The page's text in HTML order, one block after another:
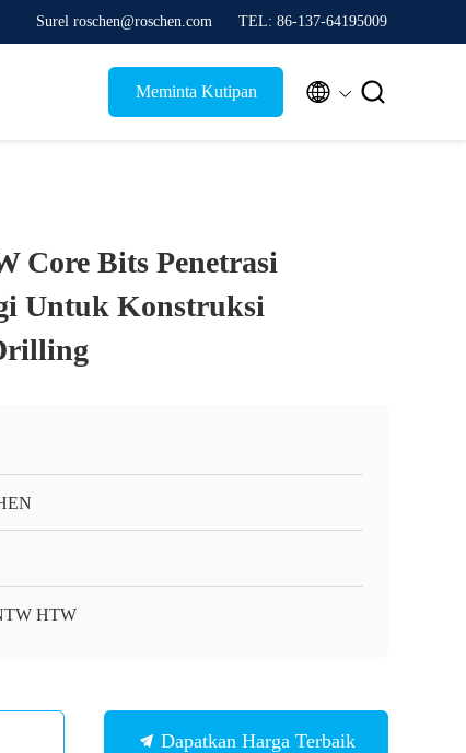
Surel roschen@roschen.com TEL: 86-137-64195009
Meminta Kutipan  
Core Bits Penetrasi
Untuk Konstruksi
HTW
Dapatkan Harga Terbaik